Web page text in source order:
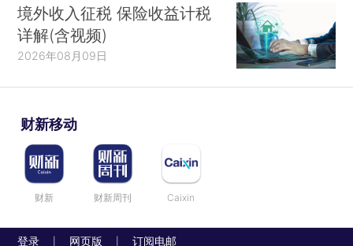
境外收入征税 保险收益计税
详解(含视频)
2026年08月09日
财新移动
财新 财新周刊 Caixin
登录 网页版 订阅电邮